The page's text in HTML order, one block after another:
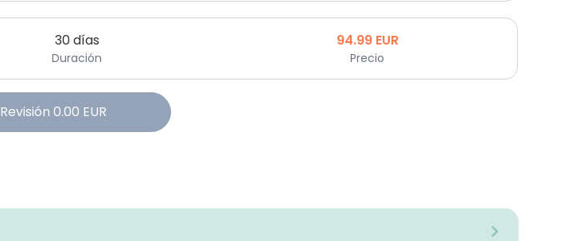
30 días
Duración
94.99 EUR
Precio
Revisión 0.00 EUR